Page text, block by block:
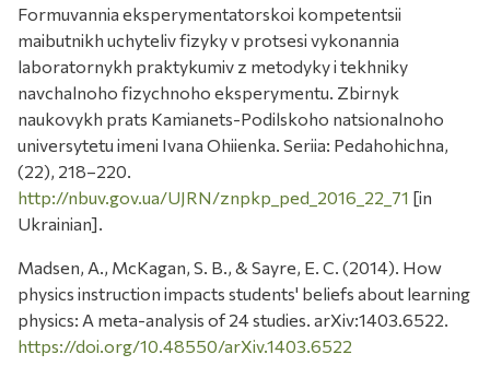
Formuvannia eksperymentatorskoi kompetentsii
maibutnikh uchyteliv fizyky v protsesi vykonannia
laboratornykh praktykumiv z metodyky i tekhniky
navchalnoho fizychnoho eksperymentu. Zbirnyk
naukovykh prats Kamianets-Podilskoho natsionalnoho
universytetu imeni Ivana Ohiienka. Seriia: Pedahohichna,
(22), 218–220.
http://nbuv.gov.ua/UJRN/znpkp_ped_2016_22_71 [in
Ukrainian].
Madsen, A., McKagan, S. B., & Sayre, E. C. (2014). How
physics instruction impacts students' beliefs about learning
physics: A meta-analysis of 24 studies. arXiv:1403.6522.
https://doi.org/10.48550/arXiv.1403.6522